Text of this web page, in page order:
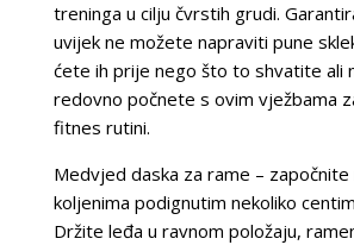
treninga u cilju čvrstih grudi.
uvijek ne možete napraviti pune
ćete ih prije nego što to shvatite ali
redovno počnete s ovim vježbama
fitnes rutini.
Medvjed daska za rame –
koljenima podignutim nekoliko
Držite leđa u ravnom položaju,